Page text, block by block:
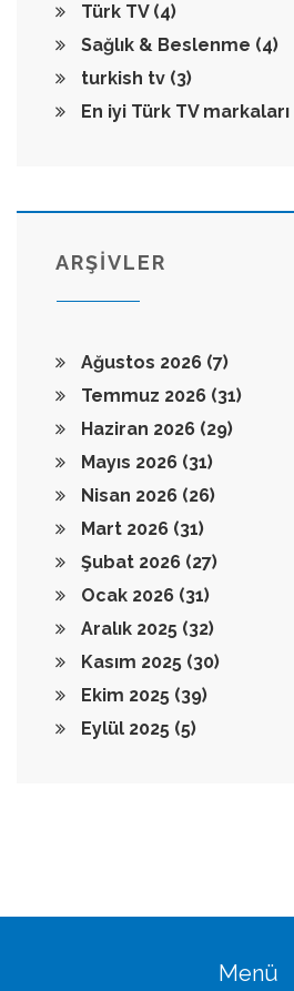
Türk TV (4)
Sağlık & Beslenme (4)
turkish tv (3)
En iyi Türk TV markaları
ARŞİVLER
Ağustos 2026 (7)
Temmuz 2026 (31)
Haziran 2026 (29)
Mayıs 2026 (31)
Nisan 2026 (26)
Mart 2026 (31)
Şubat 2026 (27)
Ocak 2026 (31)
Aralık 2025 (32)
Kasım 2025 (30)
Ekim 2025 (39)
Eylül 2025 (5)
Menü